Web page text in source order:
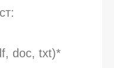
doc, txt)*